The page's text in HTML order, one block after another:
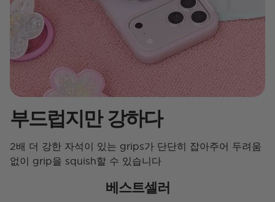
부드럽지만 강하다
2배 더 강한 자석이 있는 grips가 단단히 잡아주어 두려움
없이 grip을 squish할 수 있습니다
베스트셀러